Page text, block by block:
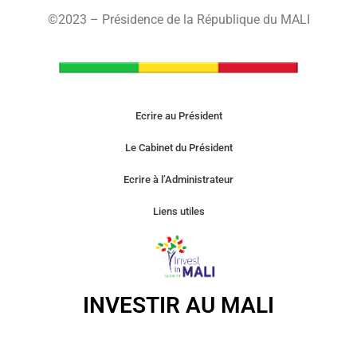
©2023 – Présidence de la République du MALI
Ecrire au Président
Le Cabinet du Président
Ecrire à l’Administrateur
Liens utiles
INVESTIR AU MALI